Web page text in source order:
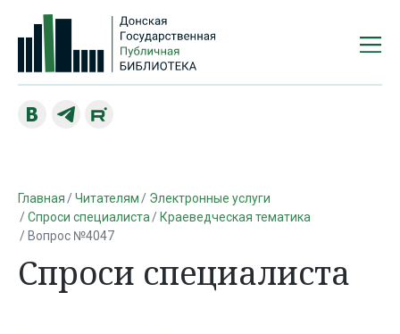
Главная Читателям
Электронные услуги
Спроси специалиста
Краеведческая тематика
Вопрос №4047
Спроси специалиста